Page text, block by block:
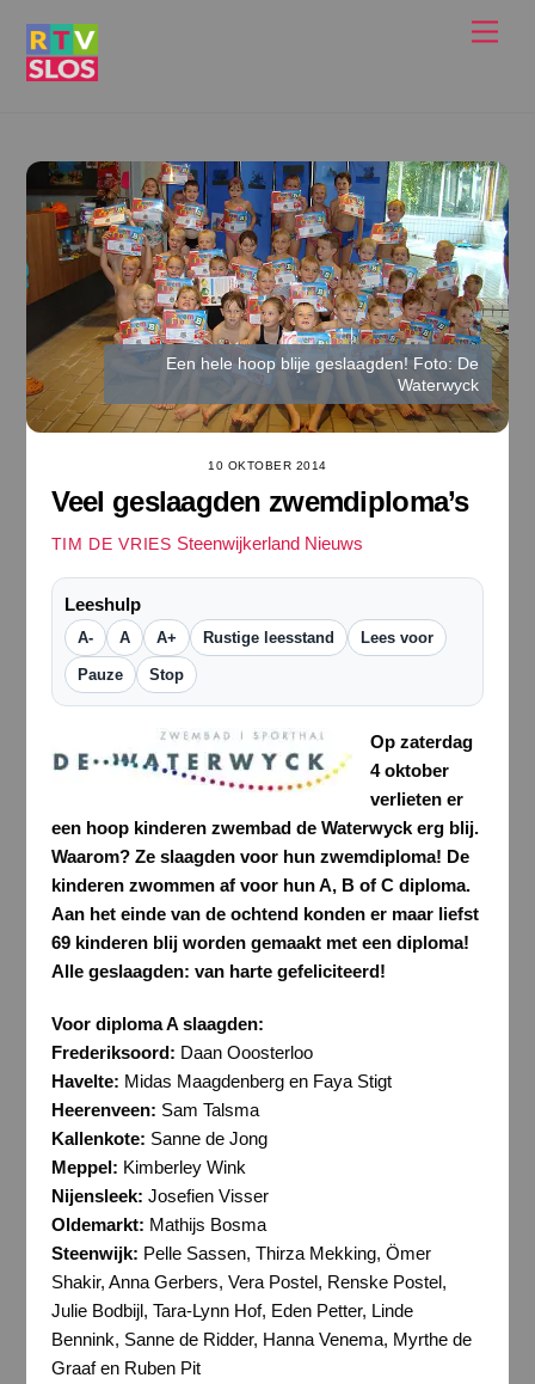
Een hele hoop blije geslaagden! Foto: De
Waterwyck
10 OKTOBER 2014
Veel geslaagden zwemdiploma’s
TIM DE VRIES Steenwijkerland Nieuws
Leeshulp
A- A A+ Rustige leesstand Lees voor
Pauze Stop
Op zaterdag
4 oktober
verlieten er
een hoop kinderen zwembad de Waterwyck erg blij.
Waarom? Ze slaagden voor hun zwemdiploma! De
kinderen zwommen af voor hun A, B of C diploma.
Aan het einde van de ochtend konden er maar liefst
69 kinderen blij worden gemaakt met een diploma!
Alle geslaagden: van harte gefeliciteerd!
Voor diploma A slaagden:
Frederiksoord: Daan Ooosterloo
Havelte: Midas Maagdenberg en Faya Stigt
Heerenveen: Sam Talsma
Kallenkote: Sanne de Jong
Meppel: Kimberley Wink
Nijensleek: Josefien Visser
Oldemarkt: Mathijs Bosma
Steenwijk: Pelle Sassen, Thirza Mekking, Ömer
Shakir, Anna Gerbers, Vera Postel, Renske Postel,
Julie Bodbijl, Tara-Lynn Hof, Eden Petter, Linde
Bennink, Sanne de Ridder, Hanna Venema, Myrthe de
Graaf en Ruben Pit